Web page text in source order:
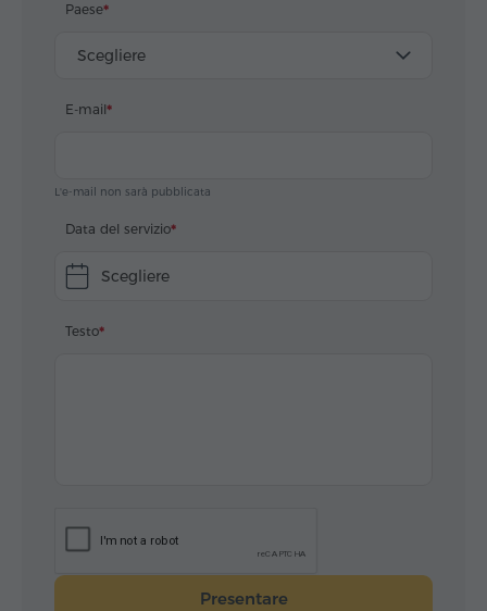
Paese
Scegliere
E-mail
L'e-mail non sarà pubblicata
Data del servizio
Scegliere
Testo
Presentare